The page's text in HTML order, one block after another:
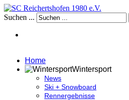
Suchen ...
Home
Wintersport
News
Ski + Snowboard
Rennergebnisse